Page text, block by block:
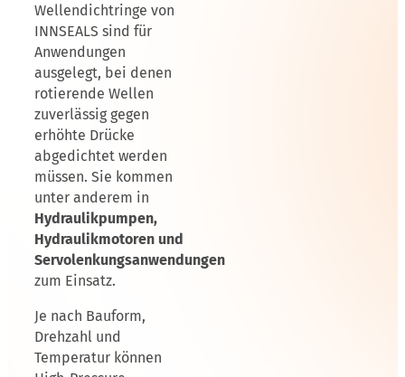
Wellendichtringe von
INNSEALS sind für
Anwendungen
ausgelegt, bei denen
rotierende Wellen
zuverlässig gegen
erhöhte Drücke
abgedichtet werden
müssen. Sie kommen
unter anderem in
Hydraulikpumpen,
Hydraulikmotoren und
Servolenkungsanwendungen
zum Einsatz.
Je nach Bauform,
Drehzahl und
Temperatur können